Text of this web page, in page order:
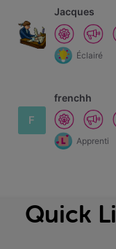
Jacques
Éclairé
F
frenchh
Apprenti
Quick